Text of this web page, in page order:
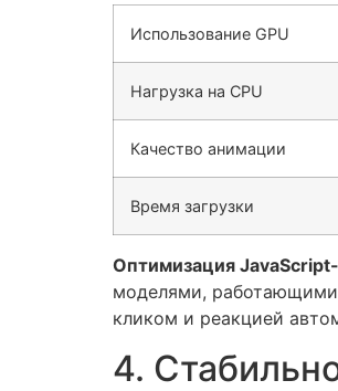
Использование GPU
Нагрузка на CPU
Качество анимации
Время загрузки
Оптимизация
моделями, работающими
кликом и реакцией
4.